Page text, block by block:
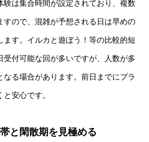
験は集合時間が設定されており、複数
すので、混雑が予想される日は早めの
ます。イルカと遊ぼう！等の比較的短
受付可能な回が多いですが、人数が多
なる場合があります。前日までにプラ
安心です。
と閑散期を見極める